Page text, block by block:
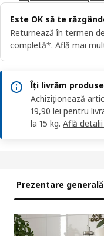
Este OK să te
Returnează în termen
completă*. Află mai
Îți livrăm
Achiziționează
19,90 lei pentru
la 15 kg. Află detalii
Prezentare generală